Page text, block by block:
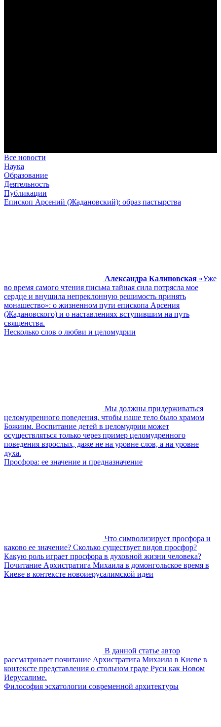
Все новости
Наука
Образование
Деятельность
Публикации
Епископ Арсений (Жадановский): образ пастырства
Александра Калиновская «Уже
во время самого чтения письма тайная сила потрясла мое
сердце и внушила непреклонную решимость принять
монашество»: о жизненном пути епископа Арсения
(Жадановского) и о наставлениях вступившим на путь
священства.
Несколько слов о любви и целомудрии
Мы должны придерживаться
целомудренного поведения, чтобы наше тело было храмом
Божиим. Воспитание детей в целомудрии может
осуществляться только через пример целомудренного
поведения взрослых, даже не на уровне слов, а на уровне
духа.
Просфора: ее значение и предназначение
Что символизирует просфора и
каково ее значение? Сколько существует видов просфор?
Какую роль играет просфора в духовной жизни человека?
Почитание Архистратига Михаила в домонгольское время в
Киеве в контексте новоиерусалимской идеи
В данной статье автор
рассматривает почитание Архистратига Михаила в Киеве в
контексте представления о стольном граде Руси как Новом
Иерусалиме.
Философия эсхатологии современной архитектуры